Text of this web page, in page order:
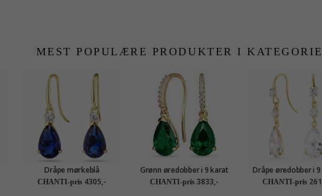
MEST POPULÆRE PRODUKTER I
Dråpe mørkeblå
gulløredobb i 14 karat gull
med syntetisk safir og
CHANTI-pris 4305,-
Grønn øredobber i 9 karat
gull med syntetisk smaragd
og zirkon - Gold Collection
CHANTI-pris 3833,-
Dråpe øredobber i
gull med zirkon -
Collection
CHANTI-pris